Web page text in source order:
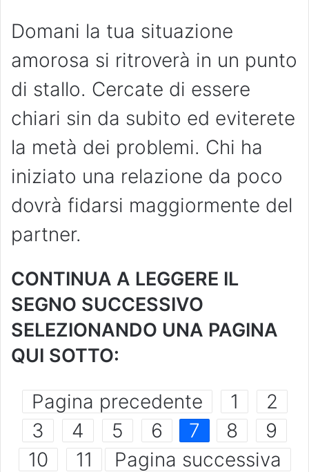
Domani la tua situazione
amorosa si ritroverà in un punto
di stallo. Cercate di essere
chiari sin da subito ed eviterete
la metà dei problemi. Chi ha
iniziato una relazione da poco
dovrà fidarsi maggiormente del
partner.
CONTINUA A LEGGERE IL
SEGNO SUCCESSIVO
SELEZIONANDO UNA PAGINA
QUI SOTTO:
Pagina precedente 1
2
3
4 5 6 7 8
9
10
11 Pagina successiva